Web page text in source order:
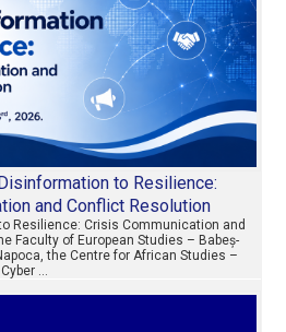
to Resilience:
and Conflict Resolution
Resilience: Crisis Communication and
Faculty of European Studies – Babeș-
the Centre for African Studies –
…